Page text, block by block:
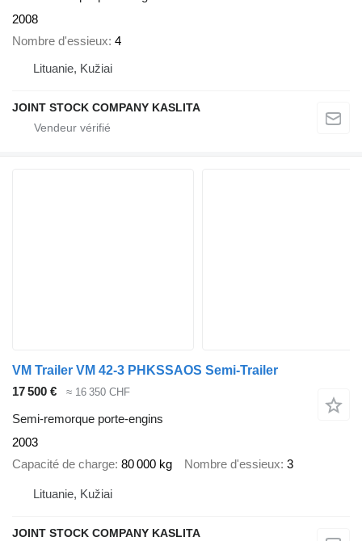
2008
Nombre d'essieux 4
Lituanie, Kužiai
JOINT STOCK COMPANY KASLITA
VM Trailer VM 42-3 PHKSSAOS Semi-Trailer
17 500 €
≈ 16 350 CHF
Semi-remorque porte-engins
2003
Capacité de charge 80 000 kg Nombre d'essieux 3
Lituanie, Kužiai
JOINT STOCK COMPANY KASLITA